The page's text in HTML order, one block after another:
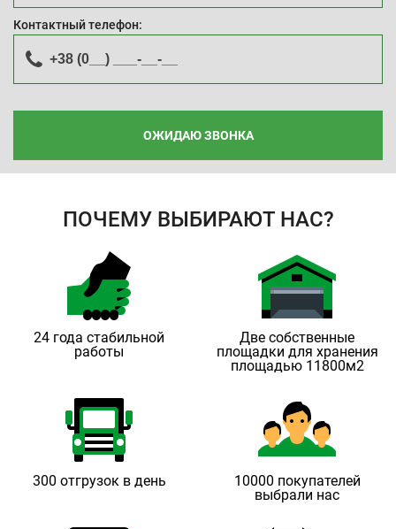
Контактный телефон:
ОЖИДАЮ ЗВОНКА
ПОЧЕМУ ВЫБИРАЮТ НАС?
24 года стабильной
работы
Две собственные
площадки для хранения
площадью 11800м2
300 отгрузок в день
10000 покупателей
выбрали нас